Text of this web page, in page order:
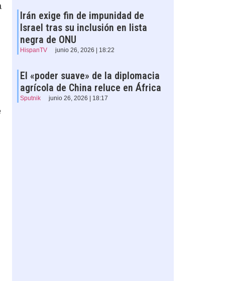
Irán exige fin de impunidad de
Israel tras su inclusión en lista
negra de ONU
HispanTV junio 26, 2026 | 18:22
El «poder suave» de la diplomacia
agrícola de China reluce en África
Sputnik junio 26, 2026 | 18:17